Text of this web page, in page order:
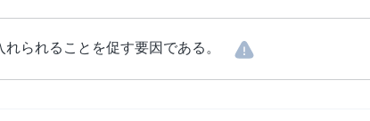
られることを促す要因である。